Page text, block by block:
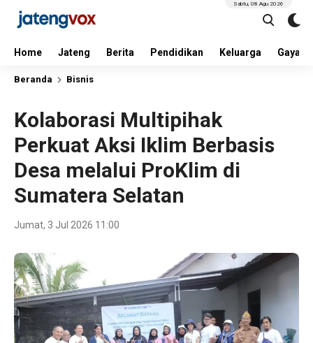
Home Jateng Berita Pendidikan Keluarga Gaya
Sabtu, 08 Agu 2026
Beranda Bisnis
Kolaborasi Multipihak
Perkuat Aksi Iklim Berbasis
Desa melalui ProKlim di
Sumatera Selatan
Jumat, 3 Jul 2026 11:00